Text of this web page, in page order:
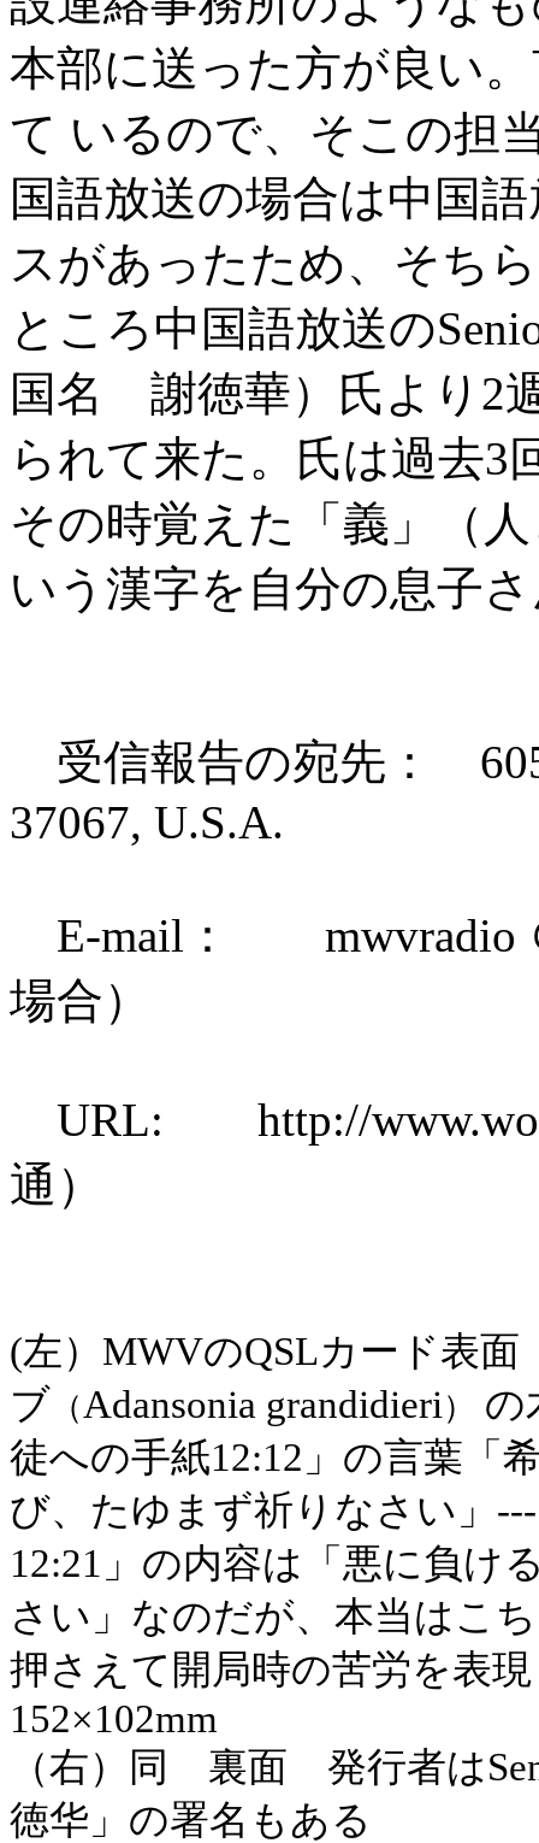
本部に送った方が良い
て いるので、そこの担
国語放送の場合は中国
スがあったため、そち
ところ中国語放送の
国名 謝徳華）氏より2
られて来た。氏は過去3
その時覚えた「義」（
いう漢字を自分の息子
受信報告の宛先： 605
37067, U.S.A.
E-mail： mwvradio
場合）
URL: http://
通）
(左）MWVのQSLカード表
ブ （ Adansonia grandidieri ）
の
徒への手紙12:12」の言葉「
び、たゆまず祈りなさい」
12:21」の内容は「悪に負け
さい」なのだが、本当はこ
押さえて開局時の苦労を表
152×102mm
（右）同 裏面 発行者は
徳华 」の署名もある